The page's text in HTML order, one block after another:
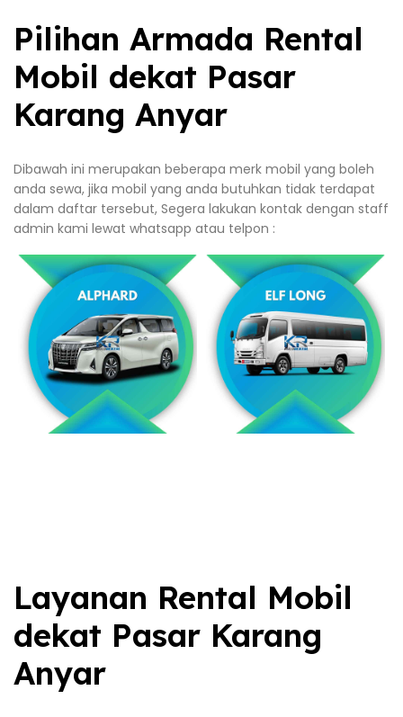
Pilihan Armada Rental
Mobil dekat Pasar
Karang Anyar
Dibawah ini merupakan beberapa merk mobil yang boleh
anda sewa, jika mobil yang anda butuhkan tidak terdapat
dalam daftar tersebut, Segera lakukan kontak dengan staff
admin kami lewat whatsapp atau telpon :
Layanan Rental Mobil
dekat Pasar Karang
Anyar